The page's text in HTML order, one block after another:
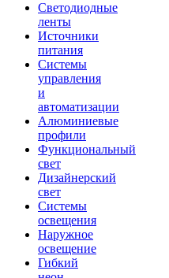
Светодиодные
ленты
Источники
питания
Системы
управления
и
автоматизации
Алюминиевые
профили
Функциональный
свет
Дизайнерский
свет
Системы
освещения
Наружное
освещение
Гибкий